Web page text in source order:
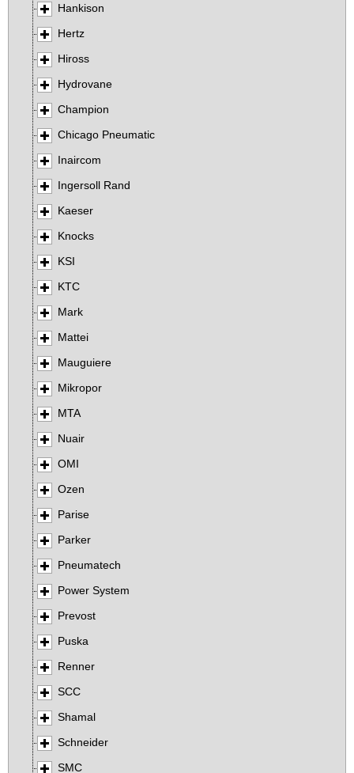
Hankison
Hertz
Hiross
Hydrovane
Champion
Chicago Pneumatic
Inaircom
Ingersoll Rand
Kaeser
Knocks
KSI
KTC
Mark
Mattei
Mauguiere
Mikropor
MTA
Nuair
OMI
Ozen
Parise
Parker
Pneumatech
Power System
Prevost
Puska
Renner
SCC
Shamal
Schneider
SMC